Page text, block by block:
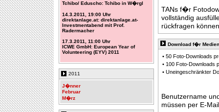
Tchibo/ Eduscho: Tchibo in W�rgl
14.3.2011, 19:00 Uhr
direktanlage.at: direktanlage.at-
Investmentabend mit Prof.
Radermacher
17.3.2011, 11:00 Uhr
ICWE GmbH: European Year of
Volunteering (EYV) 2011
2011
J�nner
Februar
M�rz
TANs f�r
vollständig
rückfragen
Download f�r
• 50 Foto-Downloads
• 100 Foto-Downloads
• Uneingeschränkter
Benutzername
müssen per E-